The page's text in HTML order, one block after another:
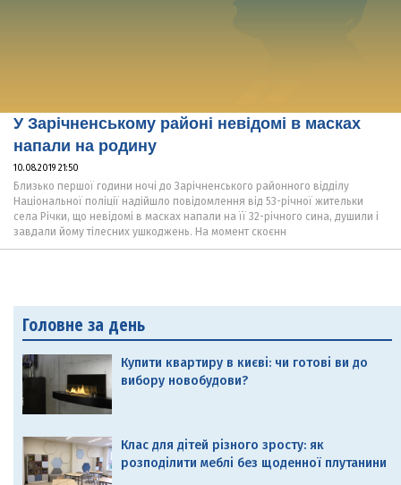
У Зарічненському районі невідомі в масках
напали на родину
10.08.2019 21:50
Близько першої години ночі до Зарічненського районного відділу
Національної поліції надійшло повідомлення від 53-річної жительки
села Річки, що невідомі в масках напали на її 32-річного сина, душили і
завдали йому тілесних ушкоджень. На момент скоєнн
Головне за день
Купити квартиру в києві: чи готові ви до
вибору новобудови?
Клас для дітей різного зросту: як
розподілити меблі без щоденної плутанини